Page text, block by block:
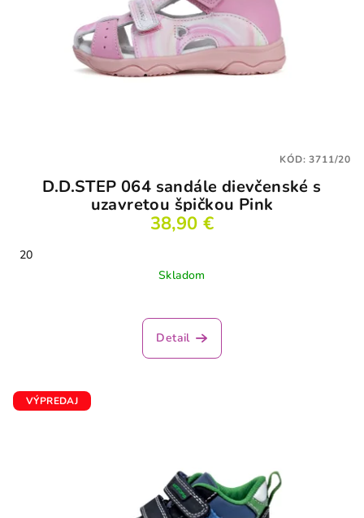
D.D.STEP 064 sandále dievčenské s
uzavretou špičkou Pink
38,90 €
20
Skladom
hodnotenie
produktu
Detail
KÓD:3711/20
VÝPREDAJ